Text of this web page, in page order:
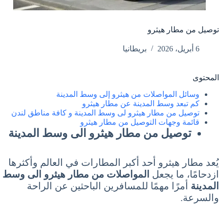
توصيل من مطار هيثرو
6 أبريل، 2026 بريطانيا
المحتوى
وسائل المواصلات من هيثرو إلى وسط المدينة
كم تبعد وسط المدينة عن مطار هيثرو
توصيل من مطار هيثرو لى وسط المدينة و كافة مناطق لندن
قائمة وجهات التوصيل من مطار هيثرو
توصيل من مطار هيثرو الى وسط المدينة
يُعد مطار هيثرو أحد أكبر المطارات في العالم وأكثرها
ازدحامًا، ما يجعل المواصلات من مطار هيثرو الى وسط
المدينة أمرًا مهمًا للمسافرين الباحثين عن الراحة
والسرعة.